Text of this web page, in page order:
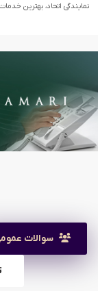
نمایندگی اتحاد، بهترین
سوالات